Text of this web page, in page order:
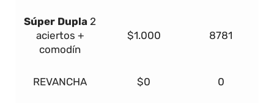
Súper Dupla 2
aciertos +
comodín
$1.000 8781
REVANCHA $0 0